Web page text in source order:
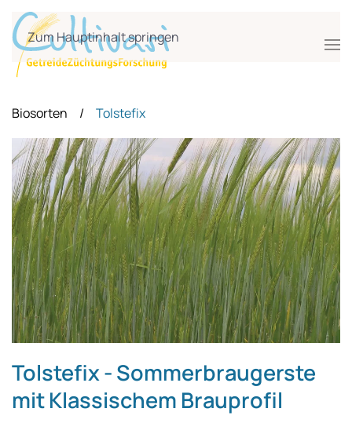
Zum Hauptinhalt springen
Biosorten Tolstefix
Tolstefix - Sommerbraugerste
mit Klassischem Brauprofil